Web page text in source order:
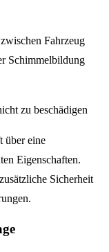
Fahrzeug
Schimmelbildung
zu beschädigen
über eine
Eigenschaften.
Sicherheit